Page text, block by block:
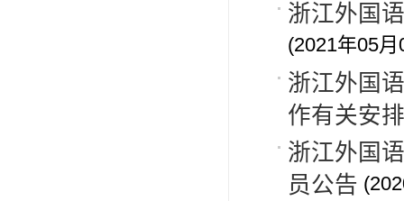
浙江外国
(2021年05月
浙江外国
作有关安
浙江外国
员公告